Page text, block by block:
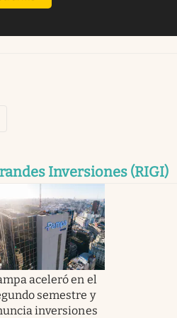
Inversiones (RIGI)
aceleró en el
semestre y
inversiones